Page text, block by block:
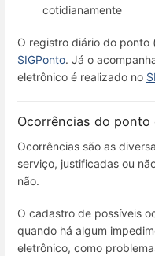
cotidianamente
O registro diário do ponto
SIGPonto. Já o
eletrônico é realizado no
Ocorrências do ponto
Ocorrências são as
serviço, justificadas ou
não.
O cadastro de possíveis
quando há algum
eletrônico, como